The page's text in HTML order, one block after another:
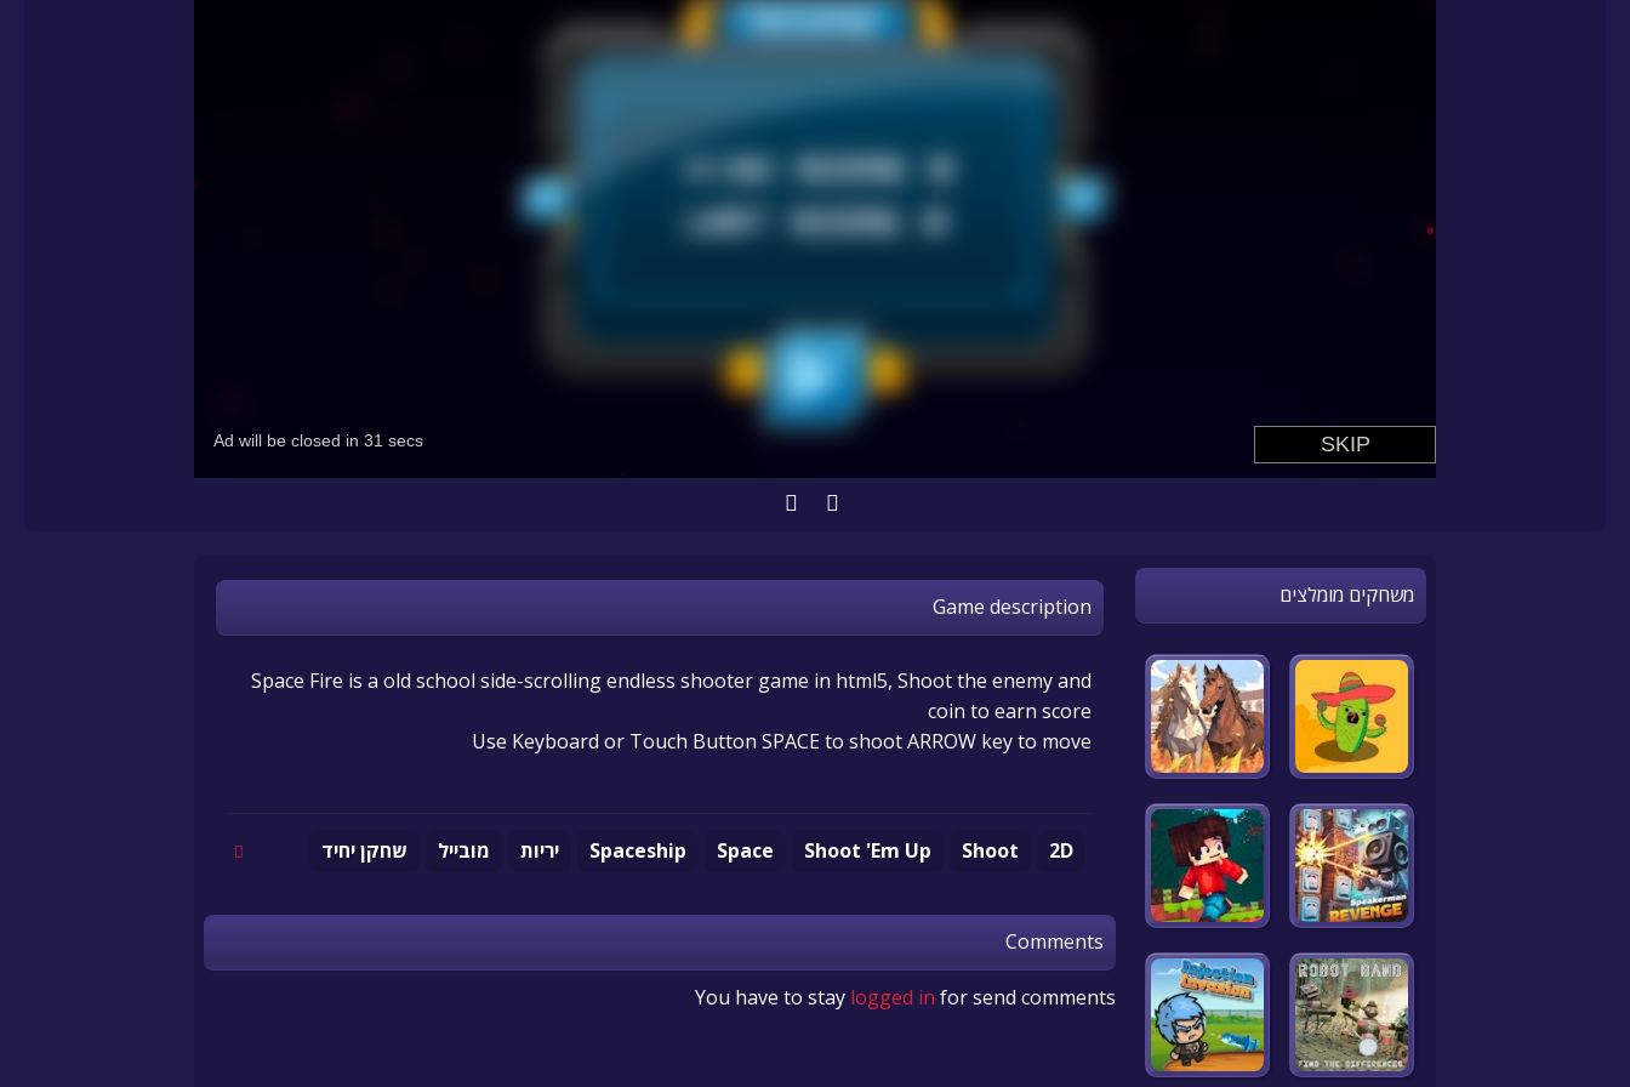
Game description
Space Fire is a old school side-scrolling endless shooter game in html5, Shoot the enemy and
coin to earn score
Use Keyboard or Touch Button SPACE to shoot ARROW key to move
2D
Shoot
Shoot 'Em Up
Space
Spaceship יריות מובייל שחקן יחיד
Comments
You have to stay logged in for send comments
משחקים מומלצים